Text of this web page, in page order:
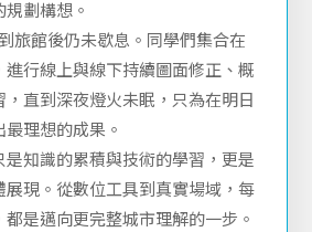
劃構想。
旅館後仍未歇息。同學們集合在
進行線上與線下持續圖面修正、概
，直到深夜燈火未眠，只為在明日
理想的成果。
是知識的累積與技術的學習，更是
展現。從數位工具到真實場域，每
是邁向更完整城市理解的一步。